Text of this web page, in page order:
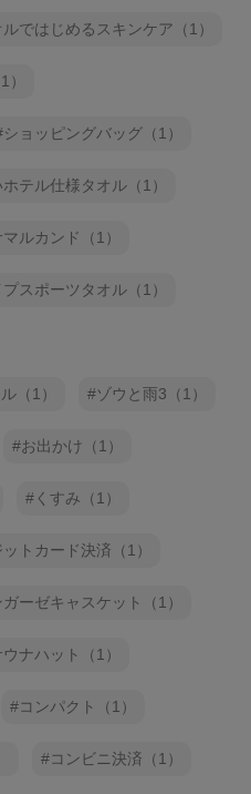
ルではじめるスキンケア（1）
ショッピングバッグ（1）
テル仕様タオル（1）
ルカンド（1）
スポーツタオル（1）
（1） ゾウと雨3（1）
お出かけ（1）
くすみ（1）
トカード決済（1）
ーゼキャスケット（1）
ナハット（1）
コンパクト（1）
コンビニ決済（1）